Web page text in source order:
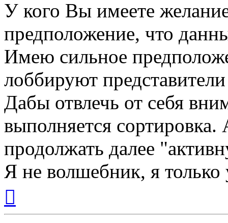
У кого Вы имеете
предположение, что
Имею сильное
лоббируют
Дабы отвлечь от себя
выполняется
продолжать далее
Я не волшебник, я только
началу